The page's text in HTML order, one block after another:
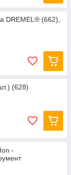
DREMEL® (662),
(628)
-